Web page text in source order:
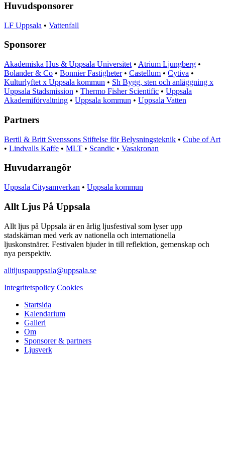
Huvudsponsorer
LF Uppsala • Vattenfall
Sponsorer
Akademiska Hus & Uppsala Universitet • Atrium Ljungberg •
Bolander & Co • Bonnier Fastigheter• Castellum • Cytiva •
Kulturlyftet x Uppsala kommun • Sh Bygg, sten och anläggning x
Uppsala Stadsmission • Thermo Fisher Scientific • Uppsala
Akademiförvaltning • Uppsala kommun • Uppsala Vatten
Partners
Bertil & Britt Svenssons Stiftelse för Belysningsteknik • Cube of Art
• Lindvalls Kaffe • MLT • Scandic • Vasakronan
Huvudarrangör
Uppsala Citysamverkan • Uppsala kommun
Allt Ljus På Uppsala
Allt ljus på Uppsala är en årlig ljusfestival som lyser upp
stadskärnan med verk av nationella och internationella
ljuskonstnärer. Festivalen bjuder in till reflektion, gemenskap och
nya perspektiv.
alltljuspauppsala@uppsala.se
Integritetspolicy Cookies
Startsida
Kalendarium
Galleri
Om
Sponsorer & partners
Ljusverk